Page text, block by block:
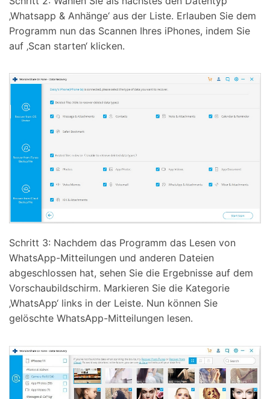
‚Whatsapp & Anhänge‘ aus der Liste. Erlauben Sie dem
Programm nun das Scannen Ihres iPhones, indem Sie
auf ‚Scan starten‘ klicken.
Schritt 3: Nachdem das Programm das Lesen von
WhatsApp-Mitteilungen und anderen Dateien
abgeschlossen hat, sehen Sie die Ergebnisse auf dem
Vorschaubildschirm. Markieren Sie die Kategorie
‚WhatsApp‘ links in der Leiste. Nun können Sie
gelöschte WhatsApp-Mitteilungen lesen.